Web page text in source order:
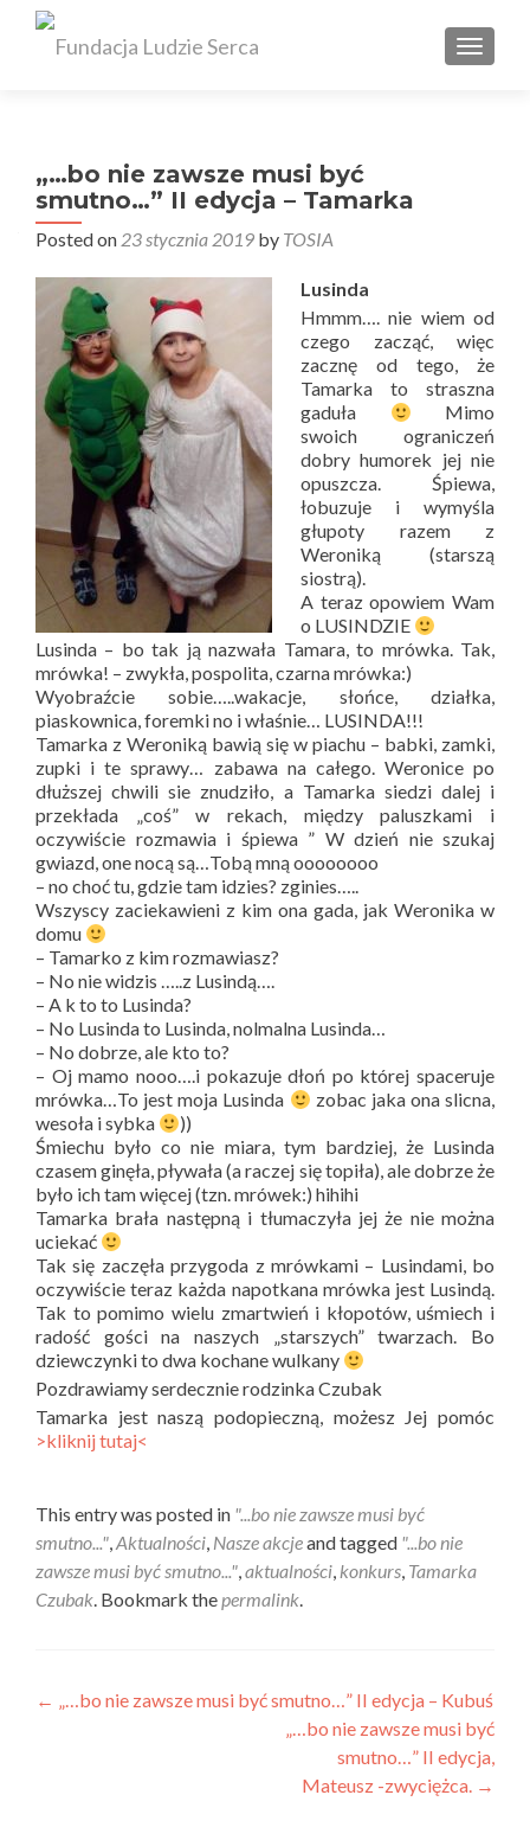
„…bo nie zawsze musi być
smutno…” II edycja – Tamarka
Posted on 23 stycznia 2019 by TOSIA
Lusinda
Hmmm…. nie wiem od
czego zacząć, więc
zacznę od tego, że
Tamarka to straszna
gaduła
Mimo
swoich ograniczeń
dobry humorek jej nie
opuszcza. Śpiewa,
łobuzuje i wymyśla
głupoty razem z
Weroniką (starszą
siostrą).
A teraz opowiem Wam
o LUSINDZIE
Lusinda – bo tak ją nazwała Tamara, to mrówka. Tak,
mrówka! – zwykła, pospolita, czarna mrówka:)
Wyobraźcie sobie…..wakacje, słońce, działka,
piaskownica, foremki no i właśnie… LUSINDA!!!
Tamarka z Weroniką bawią się w piachu – babki, zamki,
zupki i te sprawy… zabawa na całego. Weronice po
dłuższej chwili sie znudziło, a Tamarka siedzi dalej i
przekłada „coś” w rekach, między paluszkami i
oczywiście rozmawia i śpiewa ” W dzień nie szukaj
gwiazd, one nocą są…Tobą mną oooooooo
– no choć tu, gdzie tam idzies? zginies…..
Wszyscy zaciekawieni z kim ona gada, jak Weronika w
domu
– Tamarko z kim rozmawiasz?
– No nie widzis …..z Lusindą….
– A k to to Lusinda?
– No Lusinda to Lusinda, nolmalna Lusinda…
– No dobrze, ale kto to?
– Oj mamo nooo….i pokazuje dłoń po której spaceruje
mrówka…To jest moja Lusinda
zobac jaka ona slicna,
wesoła i sybka
))
Śmiechu było co nie miara, tym bardziej, że Lusinda
czasem ginęła, pływała (a raczej się topiła), ale dobrze że
było ich tam więcej (tzn. mrówek:) hihihi
Tamarka brała następną i tłumaczyła jej że nie można
uciekać
Tak się zaczęła przygoda z mrówkami – Lusindami, bo
oczywiście teraz każda napotkana mrówka jest Lusindą.
Tak to pomimo wielu zmartwień i kłopotów, uśmiech i
radość gości na naszych „starszych” twarzach. Bo
dziewczynki to dwa kochane wulkany
Pozdrawiamy serdecznie rodzinka Czubak
Tamarka jest naszą podopieczną, możesz Jej pomóc
>kliknij tutaj<
This entry was posted in "...bo nie zawsze musi być
smutno...",Aktualności, Nasze akcjeand tagged "...bo nie
zawsze musi być smutno...",aktualności, konkurs, Tamarka
Czubak. Bookmark thepermalink.
Post
← „…bo nie zawsze musi być smutno…” II edycja – Kubuś
„…bo nie zawsze musi być
smutno…” II edycja,
Mateusz -zwyciężca. →